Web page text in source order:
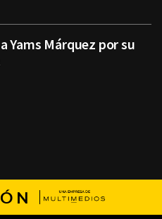
Yams Márquez por su